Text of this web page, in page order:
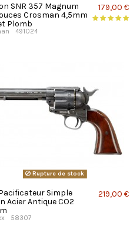
SNR 357 Magnum
Crosman 4,5mm
Plomb
491024
179,00 €
Rupture de stock
Simple
Acier Antique CO2
58307
219,00 €